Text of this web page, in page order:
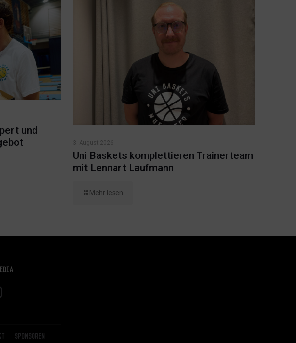
und
3. August 2026
Uni Baskets komplettieren Trainerteam
mit Lennart Laufmann
Mehr lesen
Sponsoren